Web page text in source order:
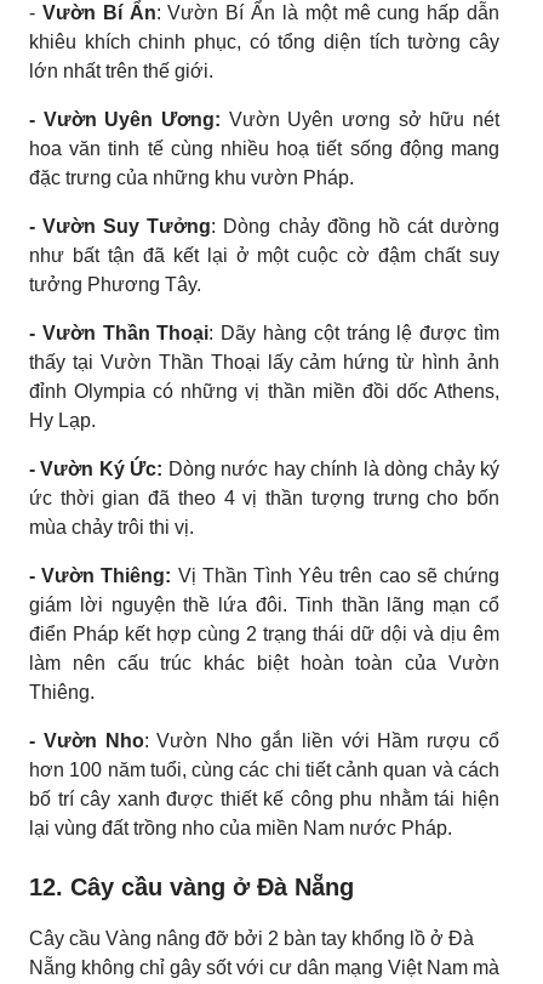
- Vườn Bí Ẩn: Vườn Bí Ẩn là một mê cung hấp dẫn
khiêu khích chinh phục, có tổng diện tích tường cây
lớn nhất trên thế giới.
- Vườn Uyên Ương: Vườn Uyên ương sở hữu nét
hoa văn tinh tế cùng nhiều hoạ tiết sống động mang
đặc trưng của những khu vườn Pháp.
- Vườn Suy Tưởng: Dòng chảy đồng hồ cát dường
như bất tận đã kết lại ở một cuộc cờ đậm chất suy
tưởng Phương Tây.
- Vườn Thần Thoại: Dãy hàng cột tráng lệ được tìm
thấy tại Vườn Thần Thoại lấy cảm hứng từ hình ảnh
đỉnh Olympia có những vị thần miền đồi dốc Athens,
Hy Lạp.
- Vườn Ký Ức: Dòng nước hay chính là dòng chảy ký
ức thời gian đã theo 4 vị thần tượng trưng cho bốn
mùa chảy trôi thi vị.
- Vườn Thiêng: Vị Thần Tình Yêu trên cao sẽ chứng
giám lời nguyện thề lứa đôi. Tinh thần lãng mạn cổ
điển Pháp kết hợp cùng 2 trạng thái dữ dội và dịu êm
làm nên cấu trúc khác biệt hoàn toàn của Vườn
Thiêng.
- Vườn Nho: Vườn Nho gắn liền với Hầm rượu cổ
hơn 100 năm tuổi, cùng các chi tiết cảnh quan và cách
bố trí cây xanh được thiết kế công phu nhằm tái hiện
lại vùng đất trồng nho của miền Nam nước Pháp.
12. Cây cầu vàng ở Đà Nẵng
Cây cầu Vàng nâng đỡ bởi 2 bàn tay khổng lồ ở Đà
Nẵng không chỉ gây sốt với cư dân mạng Việt Nam mà